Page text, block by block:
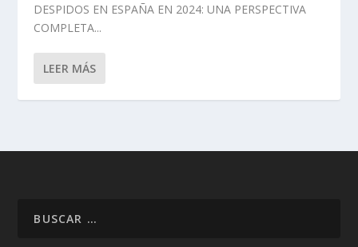
DESPIDOS EN ESPAÑA EN 2024: UNA PERSPECTIVA
COMPLETA...
LEER MÁS